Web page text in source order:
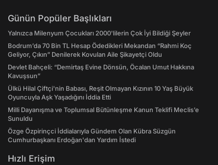
Günün Popüler Başlıkları
Yalnızca Milenyum Çocukları 2000'lilerin Çok İyi Bildiği Şeyler
Bodrum’da 70 Bin TL Hesap Ödedikleri Mekandan “Rahmi Koç
Geliyor, Çıkın” Denilerek Kovulan Aile Şikayetçi Oldu
Devlet Bahçeli: “Demirtaş Evine Dönsün, Öcalan Umut Hakkına
Kavuşsun”
Ülkü Hilal Çiftçi'nin Babası, Reşit Olmayan Kızının 10 Yaş Büyük
Oyuncuyla Aşk Yaşadığını İddia Etti
Milli Dayanışma ve Toplumsal Bütünleşme Kanun Teklifi Meclis’e
Sunuldu
Özge Özpirinçci İddialarıyla Gündem Olan Kübra Süzgün
Cumhurbaşkanı Erdoğan'dan Yardım İstedi
Hızlı Erişim